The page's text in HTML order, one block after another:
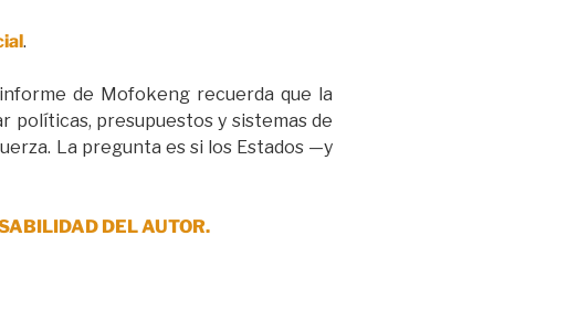
.
de Mofokeng recuerda que la
políticas, presupuestos y sistemas de
La pregunta es si los Estados —y
DEL AUTOR.